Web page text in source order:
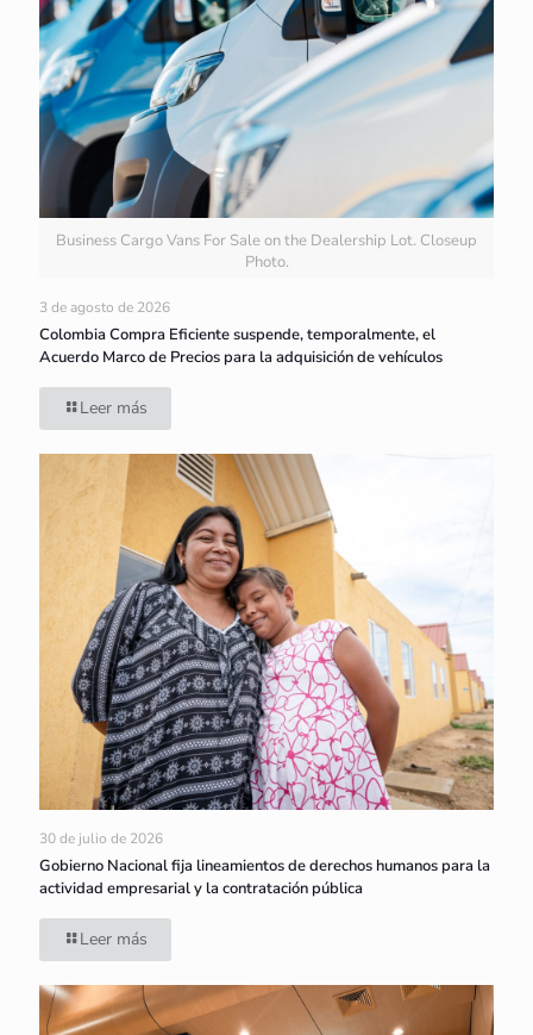
Business Cargo Vans For Sale on the Dealership Lot. Closeup
Photo.
3 de agosto de 2026
Colombia Compra Eficiente suspende, temporalmente, el
Acuerdo Marco de Precios para la adquisición de vehículos
Leer más
30 de julio de 2026
Gobierno Nacional fija lineamientos de derechos humanos para la
actividad empresarial y la contratación pública
Leer más